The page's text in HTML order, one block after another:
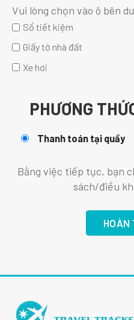
Vui lòng chọn vào ô bên
Sổ tiết kiệm
Giấy tờ nhà đất
Xe hơi
PHƯƠNG
Thanh toán tại quầy
Bằng việc tiếp tục, bạn
sách/điều